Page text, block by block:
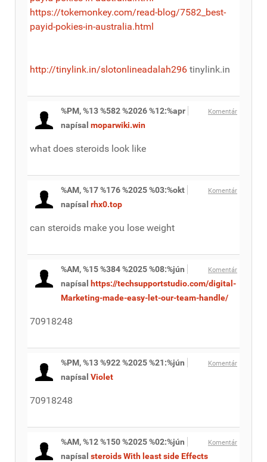
https://tokemonkey.com/read-blog/7582_best-
payid-pokies-in-australia.html
http://tinylink.in/slotonlineadalah296 tinylink.in
Komentár
%PM, %13 %582 %2026 %12:%apr
napísal moparwiki.win
what does steroids look like
Komentár
%AM, %17 %176 %2025 %03:%okt
napísal rhx0.top
can steroids make you lose weight
Komentár
%AM, %15 %384 %2025 %08:%jún
napísal
https://techsupportstudio.com/digital-
Marketing-made-easy-let-our-team-handle/
70918248
Komentár
%PM, %13 %922 %2025 %21:%jún
napísal Violet
70918248
Komentár
%AM, %12 %150 %2025 %02:%jún
napísal steroids With least side Effects